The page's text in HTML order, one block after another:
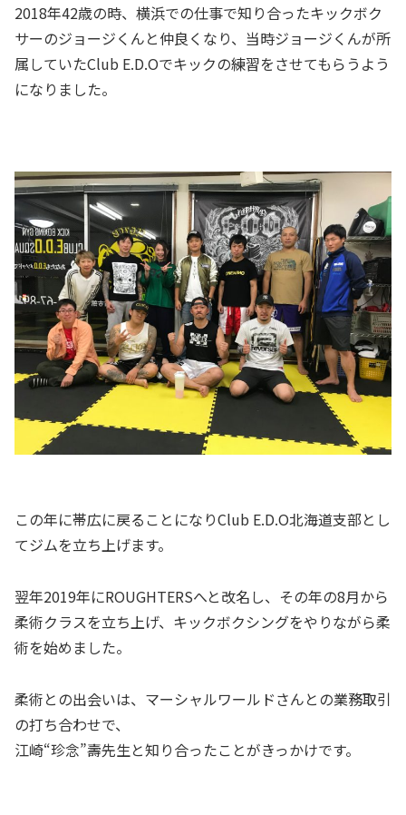
2018年42歳の時、横浜での仕事で知り合ったキックボク
サーのジョージくんと仲良くなり、当時ジョージくんが所
属していたClub E.D.Oでキックの練習をさせてもらうよう
になりました。
この年に帯広に戻ることになりClub E.D.O北海道支部とし
てジムを立ち上げます。
翌年2019年にROUGHTERSへと改名し、その年の8月から
柔術クラスを立ち上げ、キックボクシングをやりながら柔
術を始めました。
柔術との出会いは、マーシャルワールドさんとの業務取引
の打ち合わせで、
江崎“珍念”壽先生と知り合ったことがきっかけです。